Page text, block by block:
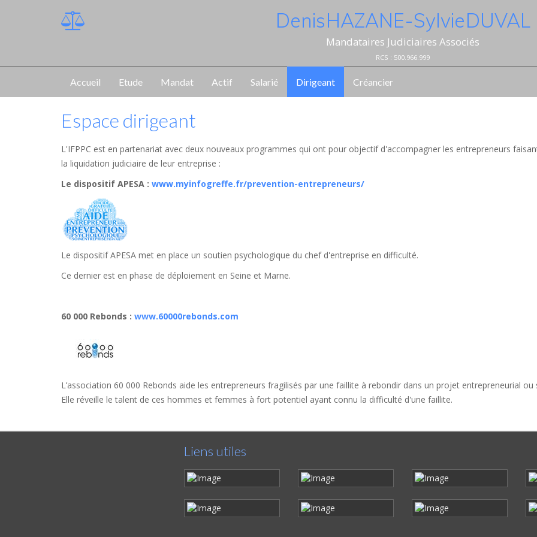
Denis HAZANE - Sylvie DUVAL
Mandataires Judiciaires Associés
RCS : 500.966.999
Accueil Etude Mandat Actif Salarié Dirigeant Créancier
Espace dirigeant
L'IFPPC est en partenariat avec deux nouveaux programmes qui ont pour objectif d'accompagner les entrepreneurs
la liquidation judiciaire de leur entreprise :
Le dispositif APESA : www.myinfogreffe.fr/prevention-entrepreneurs/
Le dispositif APESA met en place un soutien psychologique du chef d'entreprise en difficulté.
Ce dernier est en phase de déploiement en Seine et Marne.
60 000 Rebonds : www.60000rebonds.com
L’association 60 000 Rebonds aide les entrepreneurs fragilisés par une faillite à rebondir dans un projet entrepreneurial ou
Elle réveille le talent de ces hommes et femmes à fort potentiel ayant connu la difficulté d'une faillite.
Liens utiles